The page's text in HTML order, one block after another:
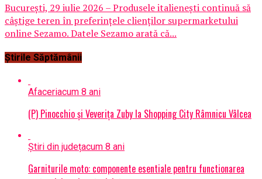
București, 29 iulie 2026 – Produsele italienești continuă să
câștige teren în preferințele clienților supermarketului
online Sezamo. Datele Sezamo arată că...
Știrile Săptămânii
Afaceriacum 8 ani
(P) Pinocchio și Veverița Zuby la Shopping City Râmnicu Vâlcea
Știri din județacum 8 ani
Garniturile moto: componente esentiale pentru functionarea